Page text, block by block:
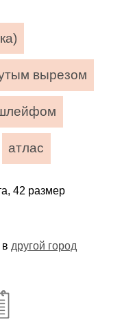
вырезом
атлас
42 размер
другой город